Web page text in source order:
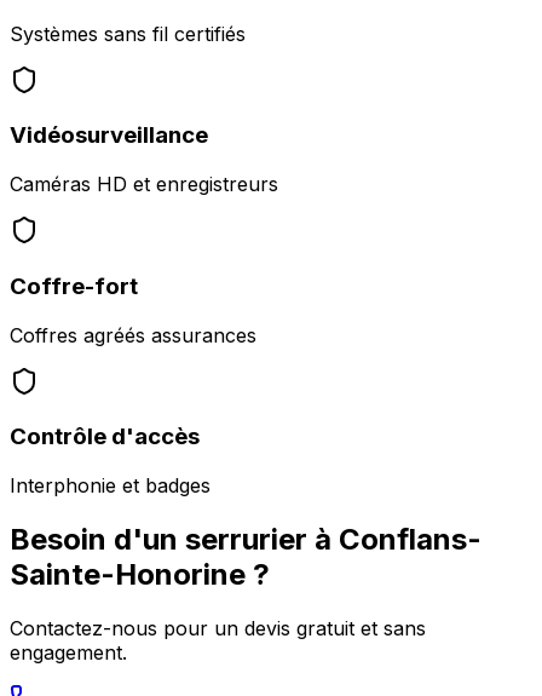
Systèmes sans fil certifiés
Vidéosurveillance
Caméras HD et enregistreurs
Coffre-fort
Coffres agréés assurances
Contrôle d'accès
Interphonie et badges
Besoin d'un serrurier à Conflans-
Sainte-Honorine ?
Contactez-nous pour un devis gratuit et sans
engagement.